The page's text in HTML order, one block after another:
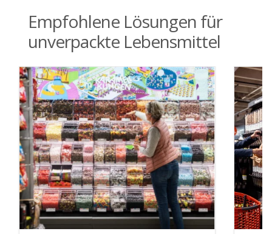
Empfohlene Lösungen für
unverpackte Lebensmittel